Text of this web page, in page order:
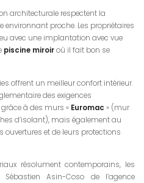
architecturale respectent la
environnant proche. Les propriétaires
avec une implantation avec vue
piscine miroiroù il fait bon se
offrent un meilleur confort intérieur.
des exigences
à des murs « Euromac » (mur
d’isolant), mais également au
ouvertures et de leurs protections
résolument contemporains, les
Asin-Coso de l’agence